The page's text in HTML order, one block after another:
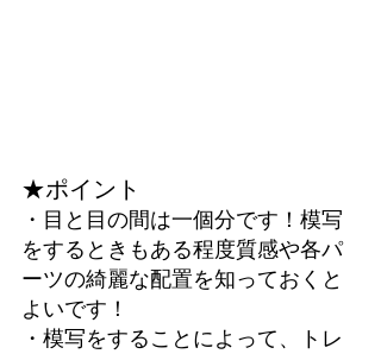
★ポイント
・目と目の間は一個分です！模写
をするときもある程度質感や各パ
ーツの綺麗な配置を知っておくと
よいです！
・模写をすることによって、トレ